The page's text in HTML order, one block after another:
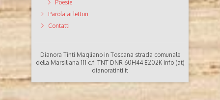
Poesie
Parola ai lettori
Contatti
Dianora Tinti Magliano in Toscana strada comunale
della Marsiliana 111 c.f. TNT DNR 60H44 E202K info (at)
dianoratinti.it